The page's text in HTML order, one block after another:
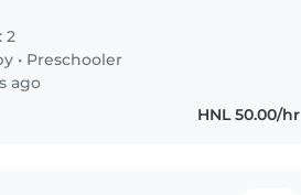
2
• Preschooler
ago
HNL 50.00/hr